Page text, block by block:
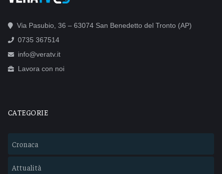
Via Pasubio, 36 – 63074 San Benedetto del Tronto (AP)
0735 367514
info@veratv.it
Lavora con noi
CATEGORIE
Cronaca
Attualità